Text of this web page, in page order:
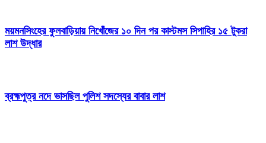
ময়মনসিংহের ফুলবাড়িয়ায় নিখোঁজের ১০ দিন পর কাস্টমস সিপাহির ১৫ টুকরা
লাশ উদ্ধার
ব্রহ্মপুত্র নদে ভাসছিল পুলিশ সদস্যের বাবার লাশ